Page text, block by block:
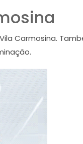
Carmosina.